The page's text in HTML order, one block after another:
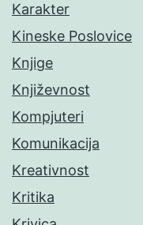
Karakter
Kineske Poslovice
Knjige
Književnost
Kompjuteri
Komunikacija
Kreativnost
Kritika